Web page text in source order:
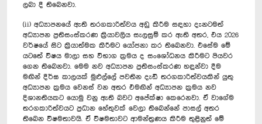
ලබා දී තිබෙනවා.‍
(ii) අධ්‍යාපනයේ ඇති තරගකාරිත්වය අඩු කිරීම සඳහා දැනටමත්
අධ්‍යාපන ප්‍රතිසංස්කරණ ක්‍රියාවලිය සැලසුම් කර ඇති අතර, එය 2026
වර්ෂයේ සිට ක්‍රියාත්මක කිරීමට යෝජනා කර තිබෙනවා. එසේම මේ
යටතේ විෂය මාලා සහ විභාග ක්‍රමය ද සංශෝධනය කිරීමට පියවර
ගෙන තිබෙනවා. මෙම නව අධ්‍යාපන ප්‍රතිසංස්කරණ හඳුන්වා දීම
මඟින් දීර්ඝ කාලයක් මුළුල්ලේ පවතින දැඩි තරගකාරිත්වයකින් යුතු
අධ්‍යාපන ක්‍රමය වෙනස් වන අතර එමඟින් අධ්‍යාපන ක්‍රමය නව
දිශානතියකට යොමු වනු ඇති බවට අපේක්ෂා කෙරෙනවා. ඒ වාගේම
තරගකාරිත්වයට ප්‍රධාන හේතුවක් වෙලා තිබෙන්නේ පාසල් අතර
තිබෙන විෂමතාවයි. ඒ විෂමතාවට ආමන්ත්‍රණය කිරීම තුළිනුත් මේ